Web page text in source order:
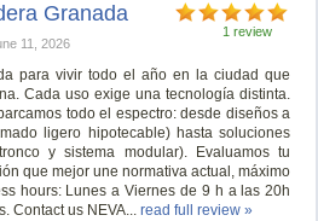
1 review
Granada
11, 2026
para vivir todo el año en la ciudad que
Cada uso exige una tecnología distinta.
todo el espectro: desde diseños a
ligero hipotecable) hasta soluciones
y sistema modular). Evaluamos tu
que mejor une normativa actual, máximo
hours: Lunes a Viernes de 9 h a las 20h
Contact us NEVA...read full review »